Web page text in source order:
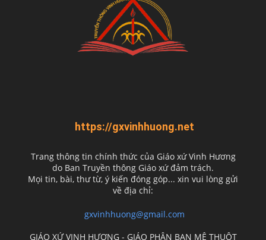
https://gxvinhhuong.net
Trang thông tin chính thức của Giáo xứ Vinh Hương
do Ban Truyền thông Giáo xứ đảm trách.
Mọi tin, bài, thư từ, ý kiến đóng góp... xin vui lòng gửi
về địa chỉ:
gxvinhhuong@gmail.com
GIÁO XỨ VINH HƯƠNG - GIÁO PHẬN BAN MÊ THUỘT